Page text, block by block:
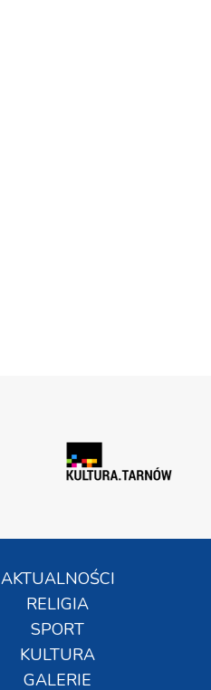
AKTUALNOŚCI
RELIGIA
SPORT
KULTURA
GALERIE